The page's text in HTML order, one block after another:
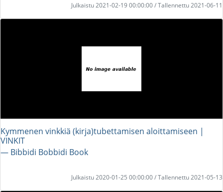
Julkaistu 2021-02-19 00:00:00 / Tallennettu 2021-06-11
Kymmenen vinkkiä (kirja)tubettamisen aloittamiseen |
VINKIT
― Bibbidi Bobbidi Book
Julkaistu 2020-01-25 00:00:00 / Tallennettu 2021-05-13